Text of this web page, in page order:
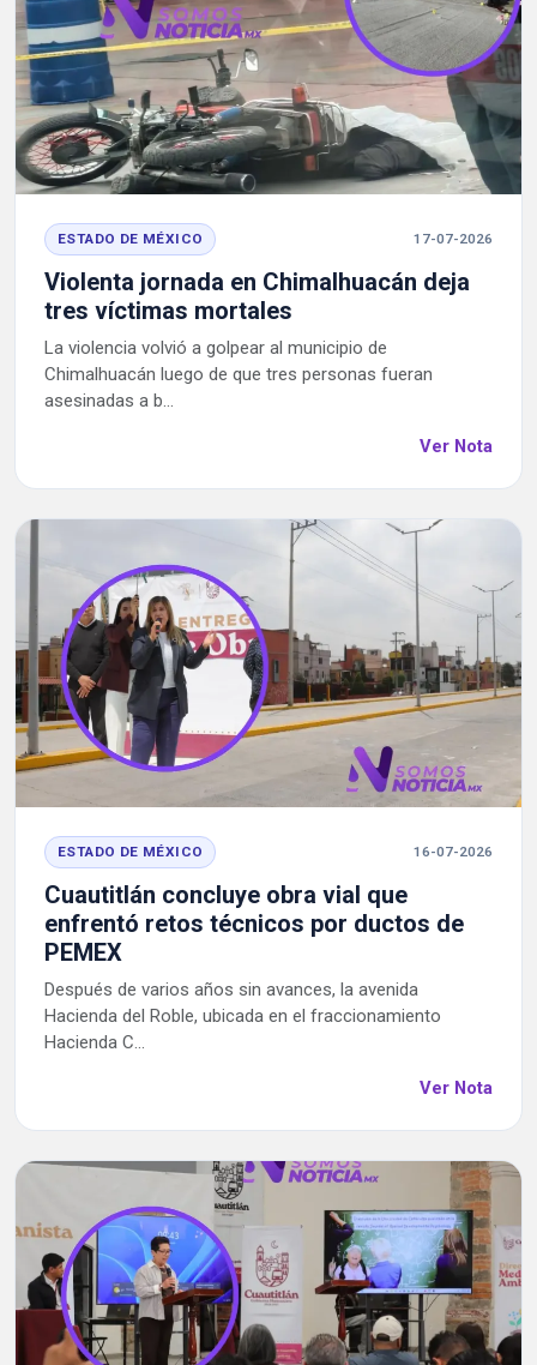
ESTADO DE MÉXICO 17-07-2026
Violenta jornada en Chimalhuacán deja
tres víctimas mortales
La violencia volvió a golpear al municipio de
Chimalhuacán luego de que tres personas fueran
asesinadas a b...
Ver Nota
ESTADO DE MÉXICO 16-07-2026
Cuautitlán concluye obra vial que
enfrentó retos técnicos por ductos de
PEMEX
Después de varios años sin avances, la avenida
Hacienda del Roble, ubicada en el fraccionamiento
Hacienda C...
Ver Nota